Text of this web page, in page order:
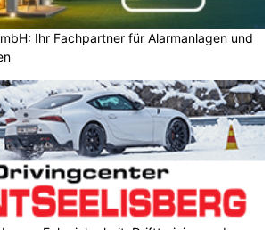
Ihr Fachpartner für Alarmanlagen und